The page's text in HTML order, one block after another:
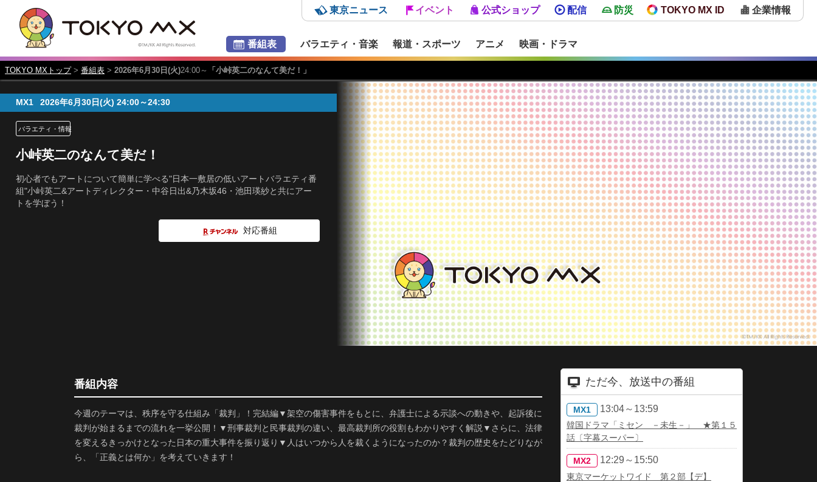
番組表 バラエティ・音楽 報道・スポーツ アニメ 映画・ドラマ
東京ニュース イベント 公式ショップ 配信 防災 TOKYO MX ID 企業情報
TOKYO MXトップ> 番組表 > 2026年6月30日(火)24:00～ 「小峠英二のなんて美だ！」
MX1 2026年6月30日(火) 24:00～24:30
バラエティ・情報
小峠英二のなんて美だ！
初心者でもアートについて簡単に学べる"日本一敷居の低いアートバラエティ番
組"小峠英二&アートディレクター・中谷日出&乃木坂46・池田瑛紗と共にアー
トを学ぼう！
対応番組
番組内容
今週のテーマは、秩序を守る仕組み「裁判」！完結編▼架空の傷害事件をもとに、弁護士による示談への動きや、起訴後に
裁判が始まるまでの流れを一挙公開！▼刑事裁判と民事裁判の違い、最高裁判所の役割もわかりやすく解説▼さらに、法律
を変えるきっかけとなった日本の重大事件を振り返り▼人はいつから人を裁くようになったのか？裁判の歴史をたどりなが
ら、「正義とは何か」を考えていきます！
ただ今、放送中の番組
MX1 13:04～13:59
韓国ドラマ「ミセン －未生－」 ★第１５
話〔字幕スーパー〕
MX2 12:29～15:50
東京マーケットワイド 第２部【デ】